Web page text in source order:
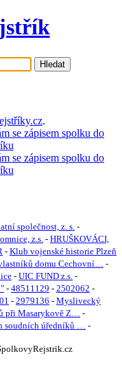
Hledat
.
společnost, z. s. -
z.s.- HRUŠKOVÁCI,
- Klub vojenské historie Plzeň
domu Cechovní… -
- UIC FUND z.s. -
- 48511129 - 2502062 -
- 2979136 - Myslivecký
při Masarykově Z… -
soudních úředníků … -